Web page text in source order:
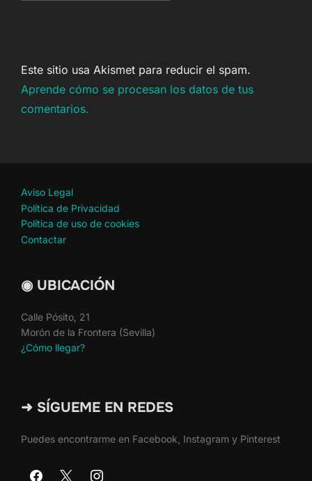
Este sitio usa Akismet para reducir el spam.
Aprende cómo se procesan los datos de tus
comentarios.
Aviso Legal
Política de Privacidad
Política de uso de cookies
Contactar
◉ UBICACIÓN
Calle Pósito, 21
Morón de la Frontera (Sevilla)
¿Cómo llegar?
➜ SÍGUEME EN REDES
Puedes encontrarme en Facebook, Instagram y Pinterest